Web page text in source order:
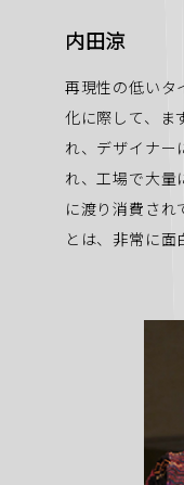
内田涼
再現性の低いタ
化に際して、ま
れ、デザイナー
れ、工場で大量
に渡り消費され
とは、非常に面